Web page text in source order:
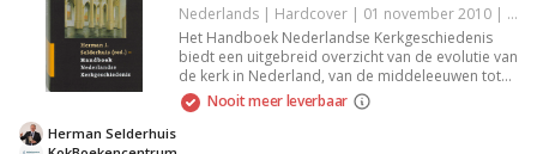
Nederlands | Hardcover | 01 november 2010 | 986 pagina's | 9789043517096
Het Handboek Nederlandse Kerkgeschiedenis
biedt een uitgebreid overzicht van de evolutie van
de kerk in Nederland, van de middeleeuwen tot
nu. Dit helder geschreven standaardwerk
behandelt thema's zoals de Reformatie en de
Nooit meer leverbaar
Herman Selderhuis